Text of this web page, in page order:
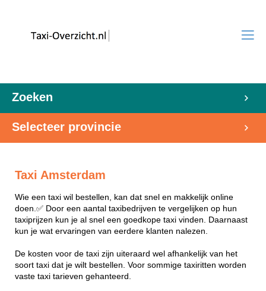
Zoeken
Selecteer provincie
Taxi Amsterdam
Wie een taxi wil bestellen, kan dat snel en makkelijk online
doen.✅ Door een aantal taxibedrijven te vergelijken op hun
taxiprijzen kun je al snel een goedkope taxi vinden. Daarnaast
kun je wat ervaringen van eerdere klanten nalezen.
De kosten voor de taxi zijn uiteraard wel afhankelijk van het
soort taxi dat je wilt bestellen. Voor sommige taxiritten worden
vaste taxi tarieven gehanteerd.